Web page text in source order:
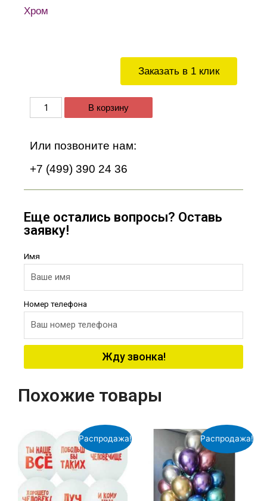
Заказать в 1 клик
В корзину
Или позвоните нам:
+7 (499) 390 24 36
Еще остались вопросы? Оставь
заявку!
Имя
Номер телефона
Жду звонка!
Хром
Похожие товары
Распродажа! Распродажа!